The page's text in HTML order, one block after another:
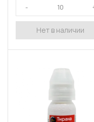
Нет в наличии